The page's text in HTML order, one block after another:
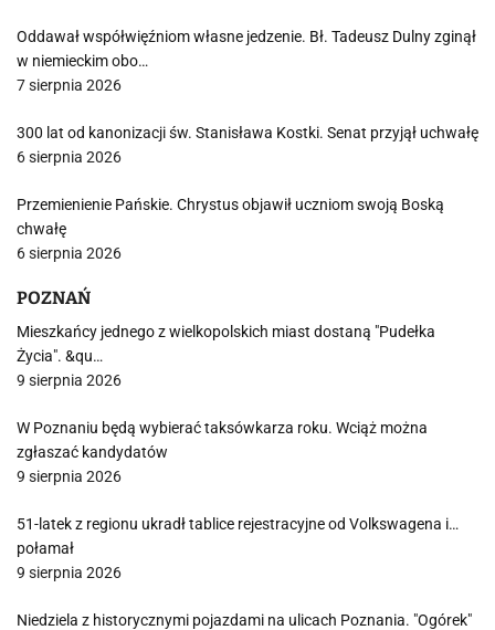
Oddawał współwięźniom własne jedzenie. Bł. Tadeusz Dulny zginął
w niemieckim obo…
7 sierpnia 2026
300 lat od kanonizacji św. Stanisława Kostki. Senat przyjął uchwałę
6 sierpnia 2026
Przemienienie Pańskie. Chrystus objawił uczniom swoją Boską
chwałę
6 sierpnia 2026
POZNAŃ
Mieszkańcy jednego z wielkopolskich miast dostaną "Pudełka
Życia". &qu…
9 sierpnia 2026
W Poznaniu będą wybierać taksówkarza roku. Wciąż można
zgłaszać kandydatów
9 sierpnia 2026
51-latek z regionu ukradł tablice rejestracyjne od Volkswagena i…
połamał
9 sierpnia 2026
Niedziela z historycznymi pojazdami na ulicach Poznania. "Ogórek"